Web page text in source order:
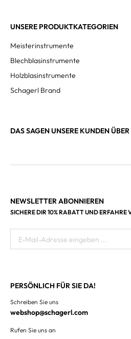
UNSERE PRODUKTKATEGORIEN
Meisterinstrumente
Blechblasinstrumente
Holzblasinstrumente
Schagerl Brand
DAS SAGEN UNSERE KUNDEN
NEWSLETTER ABONNIEREN
SICHERE DIR 10% RABATT UND
E-Mail-Adresse eingeben ...
PERSÖNLICH FÜR SIE DA!
Schreiben Sie uns
webshop@schagerl.com
Rufen Sie uns an